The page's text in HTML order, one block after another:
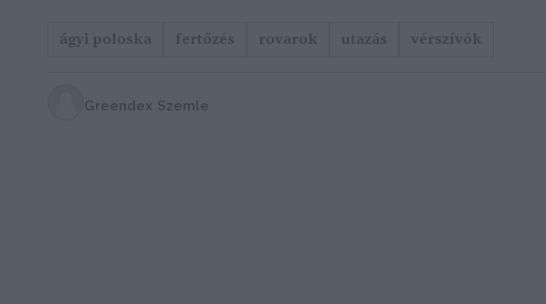
ágyi poloska fertőzés rovarok utazás vérszívók
Greendex Szemle